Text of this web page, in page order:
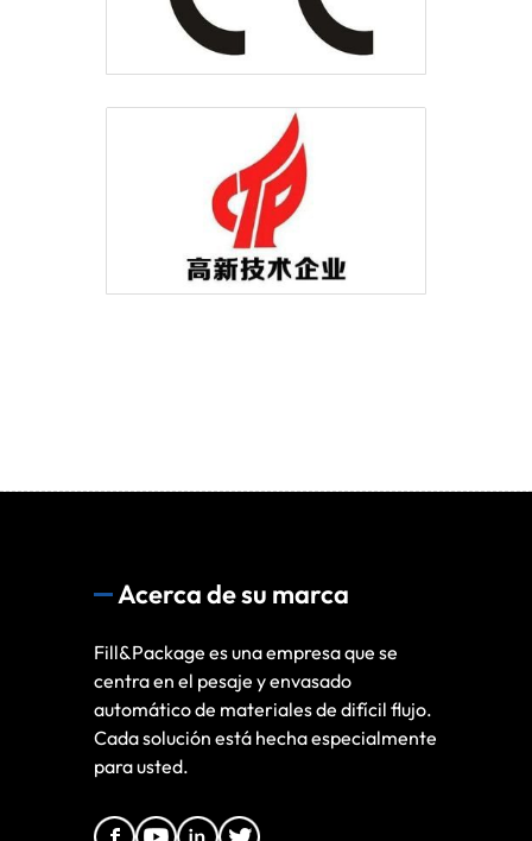
Acerca de su marca
Fill&Package es una empresa que se
centra en el pesaje y envasado
automático de materiales de difícil flujo.
Cada solución está hecha especialmente
para usted.